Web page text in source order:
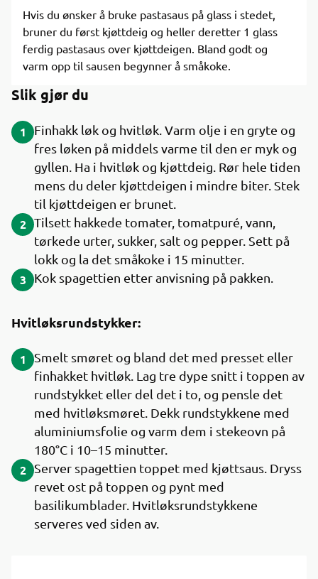
Hvis du ønsker å bruke pastasaus på glass i stedet,
bruner du først kjøtt­deig og heller deretter 1 glass
ferdig pastasaus over kjøttdeigen. Bland godt og
varm opp til sausen begynner å småkoke.
Slik gjør du
1
Finhakk løk og hvitløk. Varm olje i en gryte og
fres løken på middels varme til den er myk og
gyllen. Ha i hvitløk og kjøttdeig. Rør hele tiden
mens du deler kjøttdeigen i mindre biter. Stek
til kjøttdeigen er brunet.
2 Tilsett hakkede tomater, tomatpuré, vann,
tørkede urter, sukker, salt og pepper. Sett på
lokk og la det småkoke i 15 minutter.
3
Kok spagettien etter anvisning på pakken.
Hvitløksrundstykker:
1
Smelt smøret og bland det med presset eller
finhakket hvitløk. Lag tre dype snitt i toppen av
rundstykket eller del det i to, og pensle det
med hvitløksmøret. Dekk rundstykkene med
aluminiumsfolie og varm dem i stekeovn på
180°C i 10–15 minutter.
2 Server spagettien toppet med kjøttsaus. Dryss
revet ost på toppen og pynt med
basilikumblader. Hvitløksrundstykkene
serveres ved siden av.